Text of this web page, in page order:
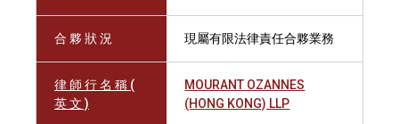
合 夥 狀 況 現屬有限法律責任合夥業務
律 師 行 名 稱 (
英 文 )
MOURANT OZANNES
(HONG KONG) LLP